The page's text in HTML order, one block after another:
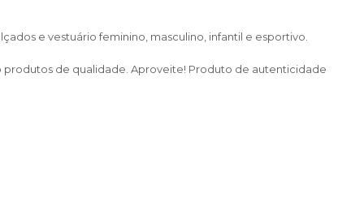
e vestuário feminino, masculino, infantil e esportivo.
produtos de qualidade. Aproveite! Produto de autenticidade